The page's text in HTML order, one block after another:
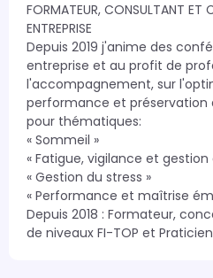
FORMATEUR, CONSULTANT ET
ENTREPRISE
Depuis 2019 j'anime des
entreprise et au profit de
l'accompagnement, sur
performance et
pour thématiques:
« Sommeil »
« Fatigue, vigilance et
« Gestion du stress »
« Performance et maîtrise
Depuis 2018 : Formateur,
de niveaux FI-TOP et